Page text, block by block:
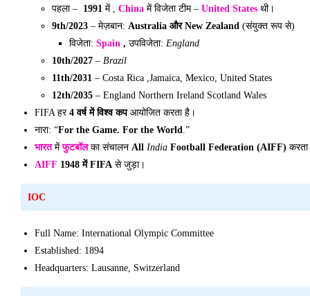
पहला – 1991 में , China में विजेता टीम – United States थी।
9th/2023 – मेज़बान: Australia और New Zealand (संयुक्त रूप से)
विजेता: Spain , उपविजेता: England
10th/2027 – Brazil
11th/2031 – Costa Rica ,Jamaica, Mexico, United States
12th/2035 – England Northern Ireland Scotland Wales
FIFAहर 4 वर्ष में विश्व कपआयोजित करता है।
नारा: “For the Game. For the World.”
भारतमेंफुटबॉलका संचालन All India Football Federation (AIFF)
AIFF 1948 में FIFA से जुड़ा।
IOC
Full Name: International Olympic Committee
Established: 1894
Headquarters: Lausanne, Switzerland